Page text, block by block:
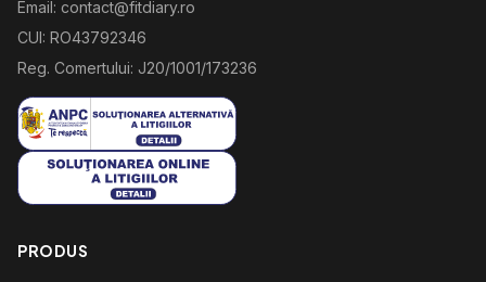
Email: contact@fitdiary.ro
CUI: RO43792346
Reg. Comertului: J20/1001/173236
PRODUS